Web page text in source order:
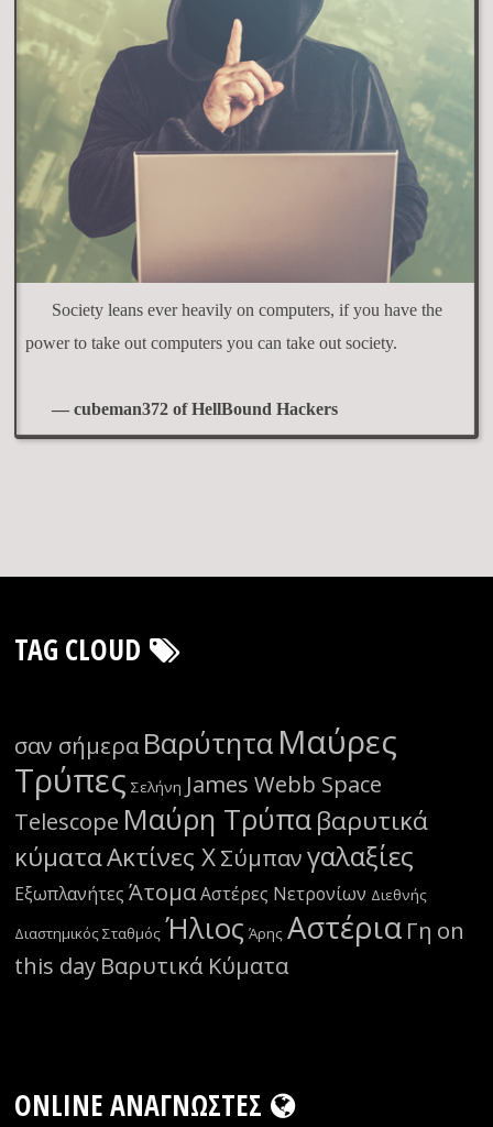
Society leans ever heavily on computers, if you have the
power to take out computers you can take out society.
— cubeman372 of HellBound Hackers
TAG CLOUD
σαν σήμερα Βαρύτητα Μαύρες
Τρύπες Σελήνη James Webb Space
Telescope Μαύρη Τρύπαβαρυτικά
κύματαΑκτίνες ΧΣύμπαν γαλαξίες
Εξωπλανήτες Άτομα Αστέρες Νετρονίων Διεθνής
Διαστημικός Σταθμός Ήλιος Άρης Αστέρια Γη on
this day Βαρυτικά Κύματα
ONLINE ΑΝΑΓΝΏΣΤΕΣ